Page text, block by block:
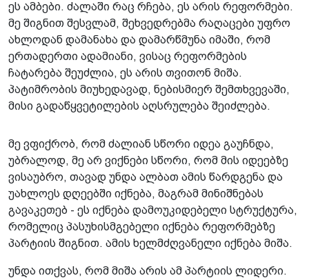
ეს ამბები. ძალაში რაც რჩება, ეს არის რეფორმები.
მე შიგნით შესვლამ, შეხვედრებმა რაღაცები უფრო
ახლოდან დამანახა და დამარწმუნა იმაში, რომ
ერთადერთი ადამიანი, ვისაც რეფორმების
ჩატარება შეუძლია, ეს არის თვითონ მიშა.
პატიმრობის მიუხედავად, ნებისმიერ შემთხვევაში,
მისი გადაწყვეტილების აღსრულება შეიძლება.
მე ვფიქრობ, რომ ძალიან სწორი იდეა გაუჩნდა,
უბრალოდ, მე არ ვიქნები სწორი, რომ მის იდეებზე
ვისაუბრო, თავად უნდა ალბათ ამის წარდგენა და
უახლოეს დღეებში იქნება, მაგრამ მინიშნებას
გავაკეთებ - ეს იქნება დამოუკიდებელი სტრუქტურა,
რომელიც პასუხისმგებელი იქნება რეფორმებზე
პარტიის შიგნით. ამის ხელმძღვანელი იქნება მიშა.
უნდა ითქვას, რომ მიშა არის ამ პარტიის ლიდერი.